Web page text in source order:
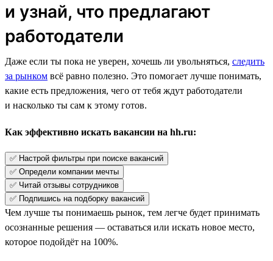
и узнай, что предлагают
работодатели
Даже если ты пока не уверен, хочешь ли увольняться, следить
за рынком всё равно полезно. Это помогает лучше понимать,
какие есть предложения, чего от тебя ждут работодатели
и насколько ты сам к этому готов.
Как эффективно искать вакансии на hh.ru:
✅ Настрой фильтры при поиске вакансий
✅ Определи компании мечты
✅ Читай отзывы сотрудников
✅ Подпишись на подборку вакансий
Чем лучше ты понимаешь рынок, тем легче будет принимать
осознанные решения — оставаться или искать новое место,
которое подойдёт на 100%.